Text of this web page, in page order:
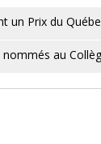
un Prix du
au